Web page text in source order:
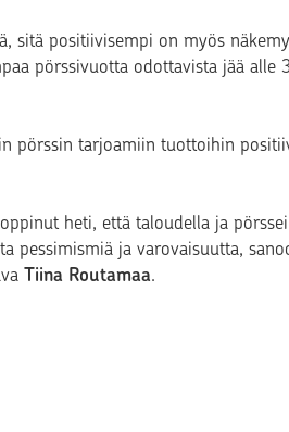
sitä positiivisempi on myös
pörssivuotta odottavista jää alle
pörssin tarjoamiin tuottoihin
heti, että taloudella ja
pessimismiä ja varovaisuutta,
Tiina Routamaa.